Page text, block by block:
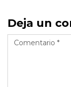
Deja un